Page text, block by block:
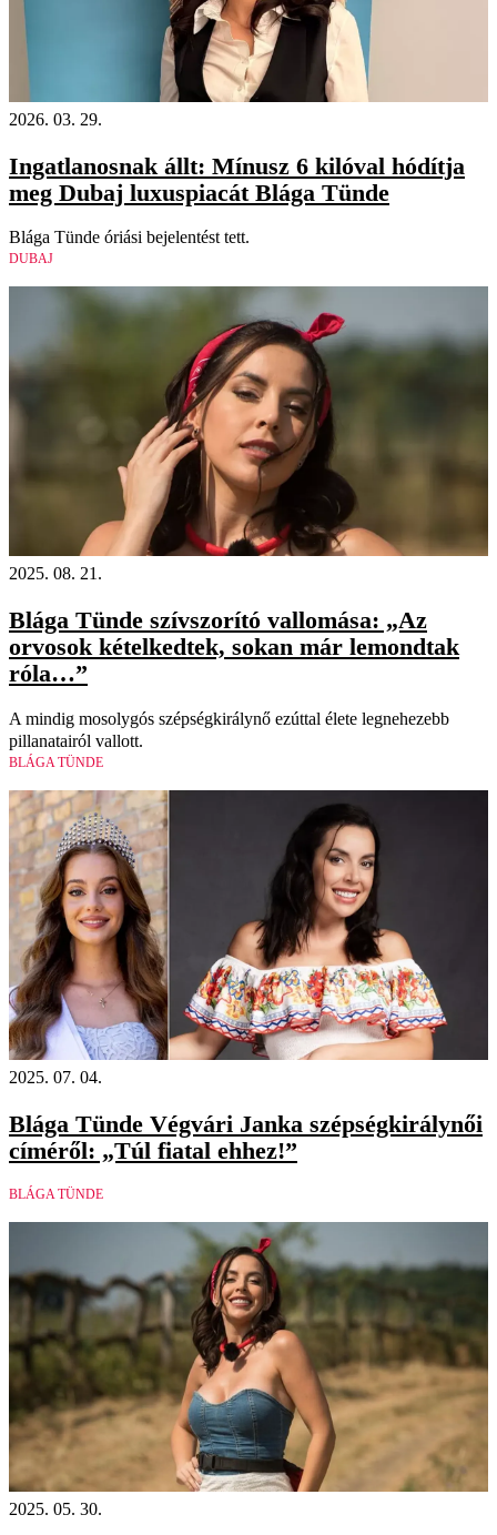
2026. 03. 29.
Ingatlanosnak állt: Mínusz 6 kilóval hódítja
meg Dubaj luxuspiacát Blága Tünde
Blága Tünde óriási bejelentést tett.
DUBAJ
2025. 08. 21.
Blága Tünde szívszorító vallomása: „Az
orvosok kételkedtek, sokan már lemondtak
róla…”
A mindig mosolygós szépségkirálynő ezúttal élete legnehezebb
pillanatairól vallott.
BLÁGA TÜNDE
2025. 07. 04.
Blága Tünde Végvári Janka szépségkirálynői
címéről: „Túl fiatal ehhez!”
BLÁGA TÜNDE
2025. 05. 30.